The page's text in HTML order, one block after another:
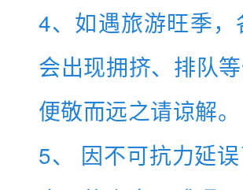
4、如遇旅游旺季
会出现拥挤、排队
便敬而远之请谅解。
5、 因不可抗力延